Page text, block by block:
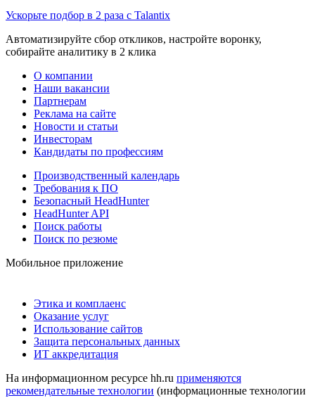
Ускорьте подбор в 2 раза с Talantix
Автоматизируйте сбор откликов, настройте воронку,
собирайте аналитику в 2 клика
О компании
Наши вакансии
Партнерам
Реклама на сайте
Новости и статьи
Инвесторам
Кандидаты по профессиям
Производственный календарь
Требования к ПО
Безопасный HeadHunter
HeadHunter API
Поиск работы
Поиск по резюме
Мобильное приложение
Этика и комплаенс
Оказание услуг
Использование сайтов
Защита персональных данных
ИТ аккредитация
На информационном ресурсе hh.ru применяются
рекомендательные технологии (информационные технологии